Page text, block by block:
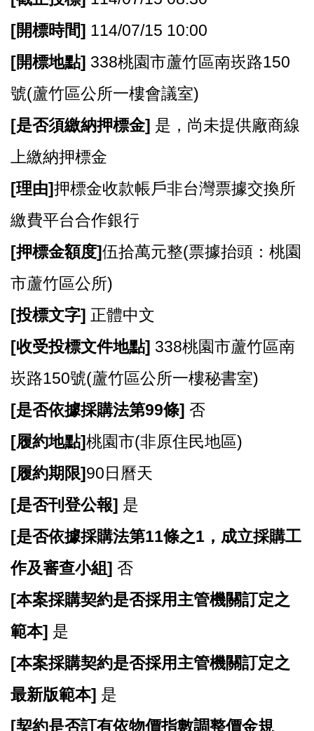
[開標時間] 114/07/15 10:00
[開標地點] 338桃園市蘆竹區南崁路150
號(蘆竹區公所一樓會議室)
[是否須繳納押標金] 是，尚未提供廠商線
上繳納押標金
[理由]押標金收款帳戶非台灣票據交換所
繳費平台合作銀行
[押標金額度]伍拾萬元整(票據抬頭：桃園
市蘆竹區公所)
[投標文字] 正體中文
[收受投標文件地點] 338桃園市蘆竹區南
崁路150號(蘆竹區公所一樓秘書室)
[是否依據採購法第99條] 否
[履約地點]桃園市(非原住民地區)
[履約期限]90日曆天
[是否刊登公報] 是
[是否依據採購法第11條之1，成立採購工
作及審查小組] 否
[本案採購契約是否採用主管機關訂定之
範本] 是
[本案採購契約是否採用主管機關訂定之
最新版範本] 是
[契約是否訂有依物價指數調整價金規